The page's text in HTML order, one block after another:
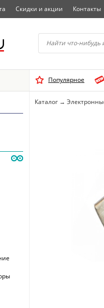
водить название
Скидки и акции Контакты
Популярное
Каталог →